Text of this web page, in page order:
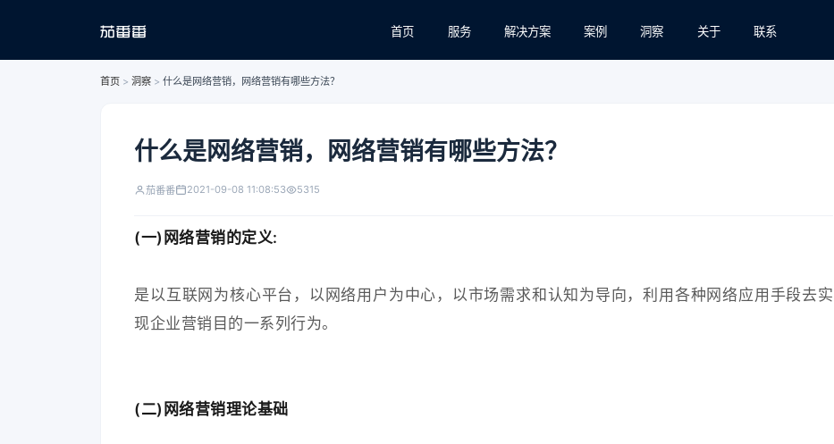
首页 服务 解决方案 案例 洞察 关于 联系
首页 > 洞察 > 什么是网络营销，网络营销有哪些方法？
什么是网络营销，网络营销有哪些方法？
茄番番 2021-09-08 11:08:53 5315
(一)网络营销的定义:
是以互联网为核心平台，以网络用户为中心，以市场需求和认知为导向，利用各种网络应用手段去实
现企业营销目的一系列行为。
(二)网络营销理论基础